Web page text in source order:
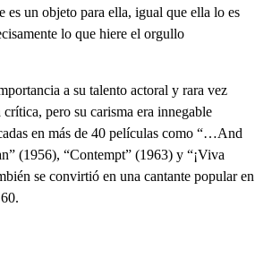
es un objeto para ella, igual que ella lo es
lo que hiere el orgullo
a su talento actoral y rara vez
pero su carisma era innegable
en más de 40 películas como “…And
(1956), “Contempt” (1963) y “¡Viva
se convirtió en una cantante popular en